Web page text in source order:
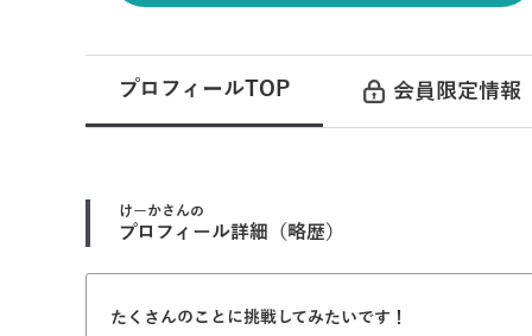
プロフィールTOP 会員限定情報
けーかさんの
プロフィール詳細（略歴）
たくさんのことに挑戦してみたいです！